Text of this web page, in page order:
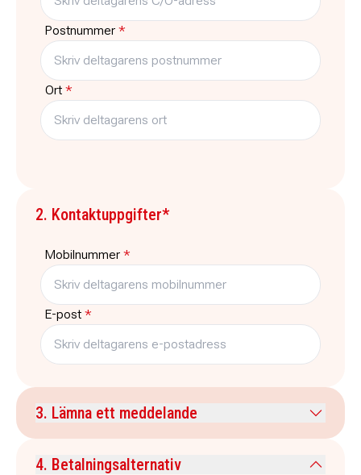
Postnummer *
Ort *
2. Kontaktuppgifter*
Mobilnummer *
E-post *
3. Lämna ett meddelande
4. Betalningsalternativ